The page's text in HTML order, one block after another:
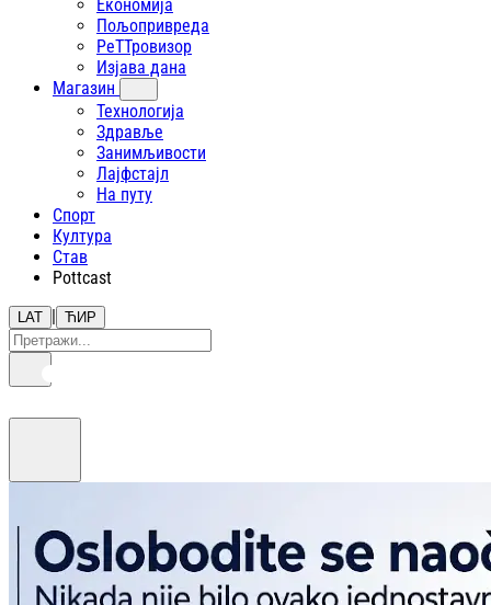
Економија
Пољопривреда
РеТТровизор
Изјава дана
Магазин
Технологија
Здравље
Занимљивости
Лајфстajл
На путу
Спорт
Култура
Став
Pottcast
LAT | ЋИР